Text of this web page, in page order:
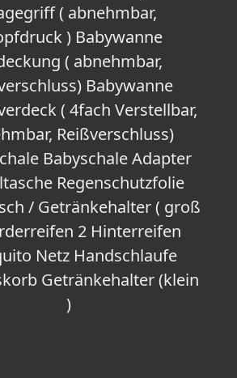
( abnehmbar,
) Babywanne
( abnehmbar,
Babywanne
( 4fach Verstellbar,
Reißverschluss)
Babyschale Adapter
Regenschutzfolie
/ Getränkehalter ( groß
2 Hinterreifen
Netz Handschlaufe
Getränkehalter (klein
)